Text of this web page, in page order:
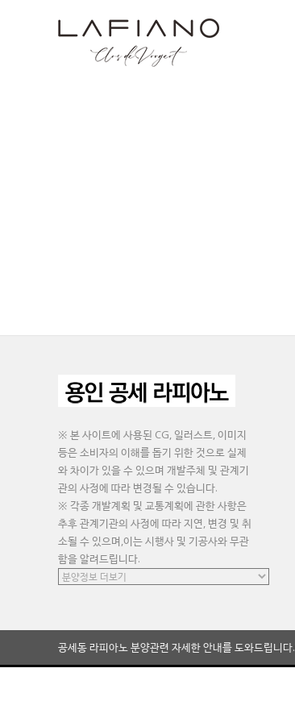
※ 본 사이트에 사용된 CG, 일러스트, 이미지
등은 소비자의 이해를 돕기 위한 것으로 실제
와 차이가 있을 수 있으며 개발주체 및 관계기
관의 사정에 따라 변경될 수 있습니다.
※ 각종 개발계획 및 교통계획에 관한 사항은
추후 관계기관의 사정에 따라 지연, 변경 및 취
소될 수 있으며,이는 시행사 및 기공사와 무관
함을 알려드립니다.
공세동 라피아노 분양관련 자세한 안내를 도와드립니다.